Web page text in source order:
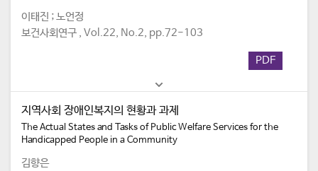
이태진 ; 노언정
보건사회연구 , Vol.22, No.2, pp.72-103
PDF
지역사회 장애인복지의 현황과 과제
The Actual States and Tasks of Public Welfare Services for the
Handicapped People in a Community
김향은